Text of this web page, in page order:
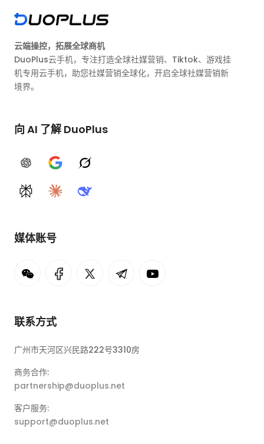
云端操控，拓展全球商机
DuoPlus云手机，专注打造全球社媒营销、Tiktok、游戏挂
机专用云手机，助您社媒营销全球化，开启全球社媒营销新
境界。
向 AI 了解 DuoPlus
ChatGPTGoogle AIGrok
PerplexityClaudeDeepSeek
媒体账号
联系方式
广州市天河区兴民路222号3310房
商务合作:
partnership@duoplus.net
客户服务:
support@duoplus.net